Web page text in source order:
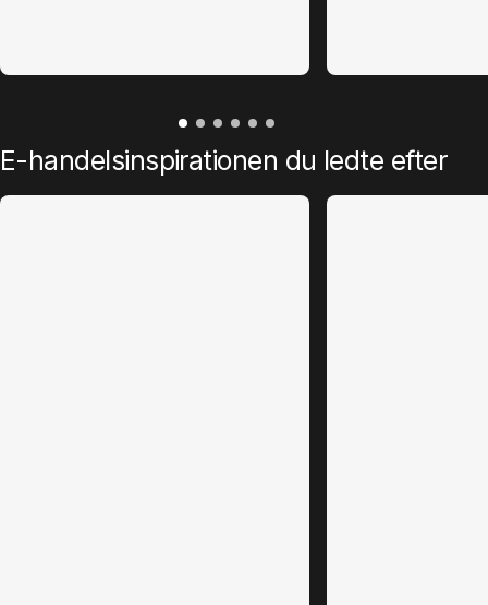
E-handelsinspirationen du ledte efter